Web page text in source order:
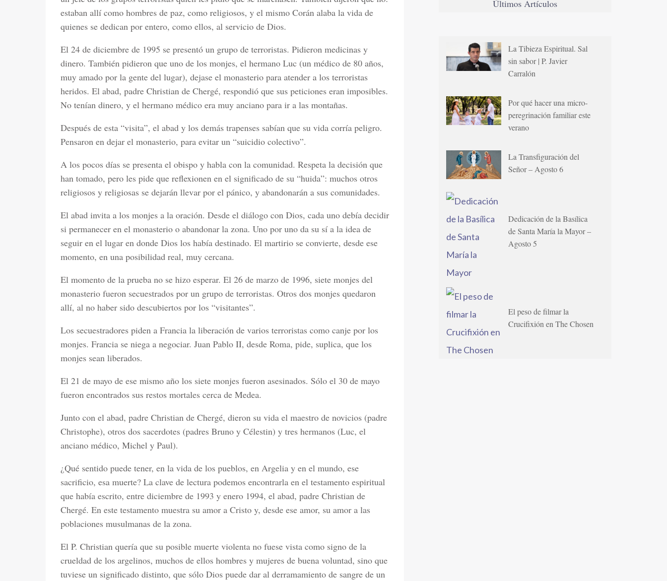
estaban allí como hombres de paz, como religiosos, y el mismo Corán alaba la vida de
quienes se dedican por entero, como ellos, al servicio de Dios.
El 24 de diciembre de 1995 se presentó un grupo de terroristas. Pidieron medicinas y
dinero. También pidieron que uno de los monjes, el hermano Luc (un médico de 80 años,
muy amado por la gente del lugar), dejase el monasterio para atender a los terroristas
heridos. El abad, padre Christian de Chergé, respondió que sus peticiones eran imposibles.
No tenían dinero, y el hermano médico era muy anciano para ir a las montañas.
Después de esta “visita”, el abad y los demás trapenses sabían que su vida corría peligro.
Pensaron en dejar el monasterio, para evitar un “suicidio colectivo”.
A los pocos días se presenta el obispo y habla con la comunidad. Respeta la decisión que
han tomado, pero les pide que reflexionen en el significado de su “huida”: muchos otros
religiosos y religiosas se dejarán llevar por el pánico, y abandonarán a sus comunidades.
El abad invita a los monjes a la oración. Desde el diálogo con Dios, cada uno debía decidir
si permanecer en el monasterio o abandonar la zona. Uno por uno da su sí a la idea de
seguir en el lugar en donde Dios los había destinado. El martirio se convierte, desde ese
momento, en una posibilidad real, muy cercana.
El momento de la prueba no se hizo esperar. El 26 de marzo de 1996, siete monjes del
monasterio fueron secuestrados por un grupo de terroristas. Otros dos monjes quedaron
allí, al no haber sido descubiertos por los “visitantes”.
Los secuestradores piden a Francia la liberación de varios terroristas como canje por los
monjes. Francia se niega a negociar. Juan Pablo II, desde Roma, pide, suplica, que los
monjes sean liberados.
El 21 de mayo de ese mismo año los siete monjes fueron asesinados. Sólo el 30 de mayo
fueron encontrados sus restos mortales cerca de Medea.
Junto con el abad, padre Christian de Chergé, dieron su vida el maestro de novicios (padre
Christophe), otros dos sacerdotes (padres Bruno y Célestin) y tres hermanos (Luc, el
anciano médico, Michel y Paul).
¿Qué sentido puede tener, en la vida de los pueblos, en Argelia y en el mundo, ese
sacrificio, esa muerte? La clave de lectura podemos encontrarla en el testamento espiritual
que había escrito, entre diciembre de 1993 y enero 1994, el abad, padre Christian de
Chergé. En este testamento muestra su amor a Cristo y, desde ese amor, su amor a las
poblaciones musulmanas de la zona.
El P. Christian quería que su posible muerte violenta no fuese vista como signo de la
crueldad de los argelinos, muchos de ellos hombres y mujeres de buena voluntad, sino que
tuviese un significado distinto, que sólo Dios puede dar al derramamiento de sangre de un
Últimos Artículos
La Tibieza Espiritual. Sal
sin sabor | P. Javier
Carralón
Por qué hacer una micro-
peregrinación familiar este
verano
La Transfiguración del
Señor – Agosto 6
Dedicación de la Basílica
de Santa María la Mayor –
Agosto 5
El peso de filmar la
Crucifixión en The Chosen